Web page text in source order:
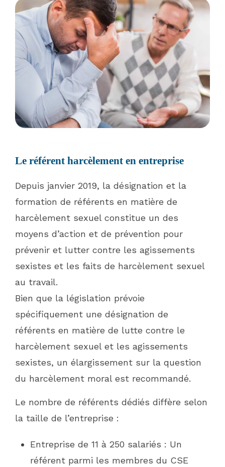
Le référent harcèlement en entreprise
Depuis janvier 2019, la désignation et la
formation de référents en matière de
harcèlement sexuel constitue un des
moyens d’action et de prévention pour
prévenir et lutter contre les agissements
sexistes et les faits de harcèlement sexuel
au travail.
Bien que la législation prévoie
spécifiquement une désignation de
référents en matière de lutte contre le
harcèlement sexuel et les agissements
sexistes, un élargissement sur la question
du harcèlement moral est recommandé.
Le nombre de référents dédiés diffère selon
la taille de l’entreprise :
Entreprise de 11 à 250 salariés : Un
référent parmi les membres du CSE